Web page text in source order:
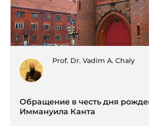
Prof. Dr. Vadim A. Chaly
Обращение в честь дня
Иммануила Канта